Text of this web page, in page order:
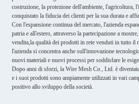
costruzione, la protezione dell'ambiente, l'agricoltura,
conquistato la fiducia dei clienti per la sua durata e
Con l'espansione continua del mercato, l'azienda
patria e all'estero, attraverso la partecipazione a
vendita,la qualità dei prodotti in rete venduti in tutto il
l'azienda si concentra anche sull'innovazione
nuovi materiali e nuovi processi per soddisfare le
Dopo anni di sforzi, la Wire Mesh Co., Ltd. è
e i suoi prodotti sono ampiamente utilizzati in vari
positivo allo sviluppo della società.